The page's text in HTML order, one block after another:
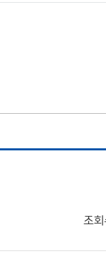
조회